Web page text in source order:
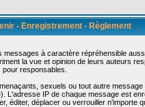
- Enregistrement - Règlement
à caractère répréhensible
la vue et opinion de leurs auteurs
responsables.
sexuels ou tout autre
IP de chaque message est
éditer, déplacer ou verrouiller